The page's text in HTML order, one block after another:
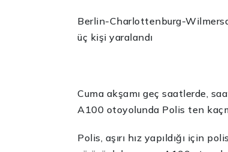
Berlin-Charlottenburg-
üç kişi yaralandı
Cuma akşamı geç saatlerde,
A100 otoyolunda Polis ten
Polis, aşırı hız yapıldığı için